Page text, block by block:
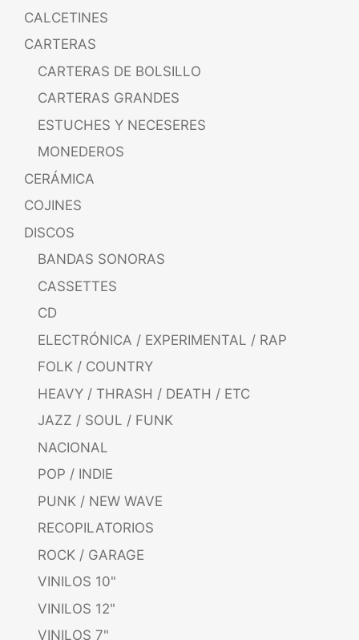
CALCETINES
CARTERAS
CARTERAS DE BOLSILLO
CARTERAS GRANDES
ESTUCHES Y NECESERES
MONEDEROS
CERÁMICA
COJINES
DISCOS
BANDAS SONORAS
CASSETTES
CD
ELECTRÓNICA / EXPERIMENTAL / RAP
FOLK / COUNTRY
HEAVY / THRASH / DEATH / ETC
JAZZ / SOUL / FUNK
NACIONAL
POP / INDIE
PUNK / NEW WAVE
RECOPILATORIOS
ROCK / GARAGE
VINILOS 10"
VINILOS 12"
VINILOS 7"